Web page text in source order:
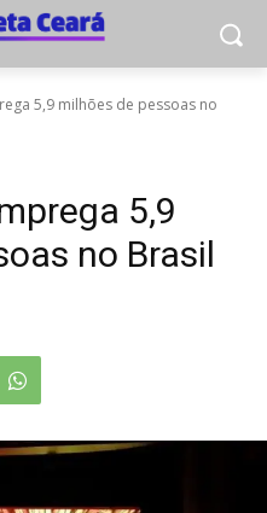
5,9 milhões de pessoas no
5,9
no Brasil